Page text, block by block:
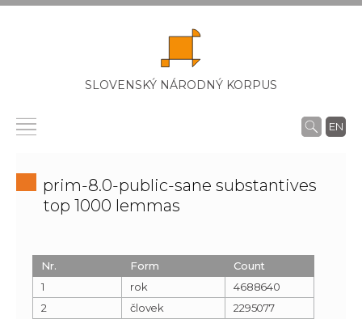
SLOVENSKÝ NÁRODNÝ KORPUS
EN
prim-8.0-public-sane substantives
top 1000 lemmas
Nr. Form
Count
1
rok
4688640
2
človek
2295077